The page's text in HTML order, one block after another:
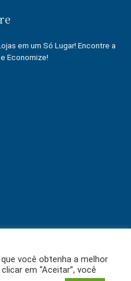
em um Só Lugar! Encontre a
Economize!
você obtenha a melhor
em “Aceitar”, você